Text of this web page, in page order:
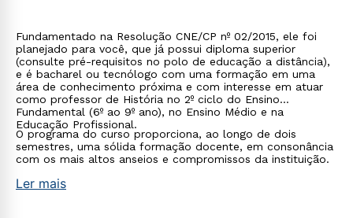
Fundamentado na Resolução CNE/CP nº 02/2015, ele foi
planejado para você, que já possui diploma superior
(consulte pré-requisitos no polo de educação a distância),
e é bacharel ou tecnólogo com uma formação em uma
área de conhecimento próxima e com interesse em atuar
como professor de História no 2º ciclo do Ensino
Fundamental (6º ao 9º ano), no Ensino Médio e na
Educação Profissional.
O programa do curso proporciona, ao longo de dois
semestres, uma sólida formação docente, em consonância
com os mais altos anseios e compromissos da instituição.
Ler mais